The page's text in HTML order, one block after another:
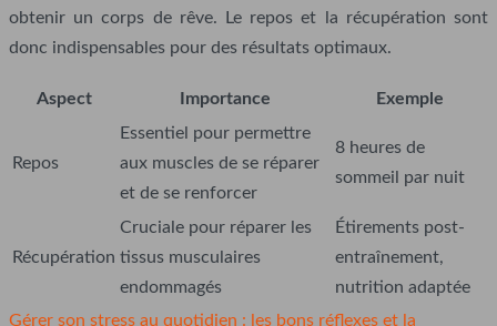
obtenir un corps de rêve. Le repos et la récupération sont
donc indispensables pour des résultats optimaux.
Aspect Importance Exemple
Repos
Essentiel pour permettre
aux muscles de se réparer
et de se renforcer
8 heures de
sommeil par nuit
Récupération
Cruciale pour réparer les
tissus musculaires
endommagés
Étirements post-
entraînement,
nutrition adaptée
Gérer son stress au quotidien : les bons réflexes et la